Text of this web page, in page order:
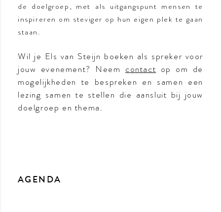
de doelgroep, met als uitgangspunt mensen te
inspireren om steviger op hun eigen plek te gaan
staan.
Wil je Els van Steijn boeken als spreker voor
jouw evenement? Neem contactop om de
mogelijkheden te bespreken en samen een
lezing samen te stellen die aansluit bij jouw
doelgroep en thema.
AGENDA